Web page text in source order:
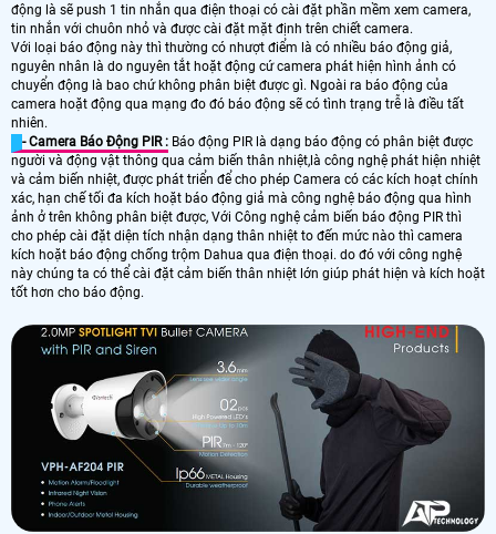
động là sẽ push 1 tin nhắn qua điện thoại có cài đặt phần mềm xem camera,
tin nhắn với chuôn nhỏ và được cài đặt mặt định trên chiết camera.
Với loại báo động này thì thường có nhượt điểm là có nhiều báo động giả,
nguyên nhân là do nguyên tắt hoặt động cứ camera phát hiện hình ảnh có
chuyển động là bao chứ không phân biệt được gì. Ngoài ra báo động của
camera hoặt động qua mạng đo đó báo động sẽ có tình trạng trễ là điều tất
nhiên.
- Camera Báo Động PIR : Báo động PIR là dạng báo động có phân biệt được
người và động vật thông qua cảm biến thân nhiệt,là công nghệ phát hiện nhiệt
và cảm biến nhiệt, được phát triển để cho phép Camera có các kích hoạt chính
xác, hạn chế tối đa kích hoặt báo động giả mà công nghệ báo động qua hình
ảnh ở trên không phân biệt được, Với Công nghệ cảm biến báo động PIR thì
cho phép cài đặt diện tích nhận dạng thân nhiệt to đến mức nào thì camera
kích hoặt báo động chống trộm Dahua qua điện thoại. do đó với công nghệ
này chúng ta có thể cài đặt cảm biến thân nhiệt lớn giúp phát hiện và kích hoặt
tốt hơn cho báo động.